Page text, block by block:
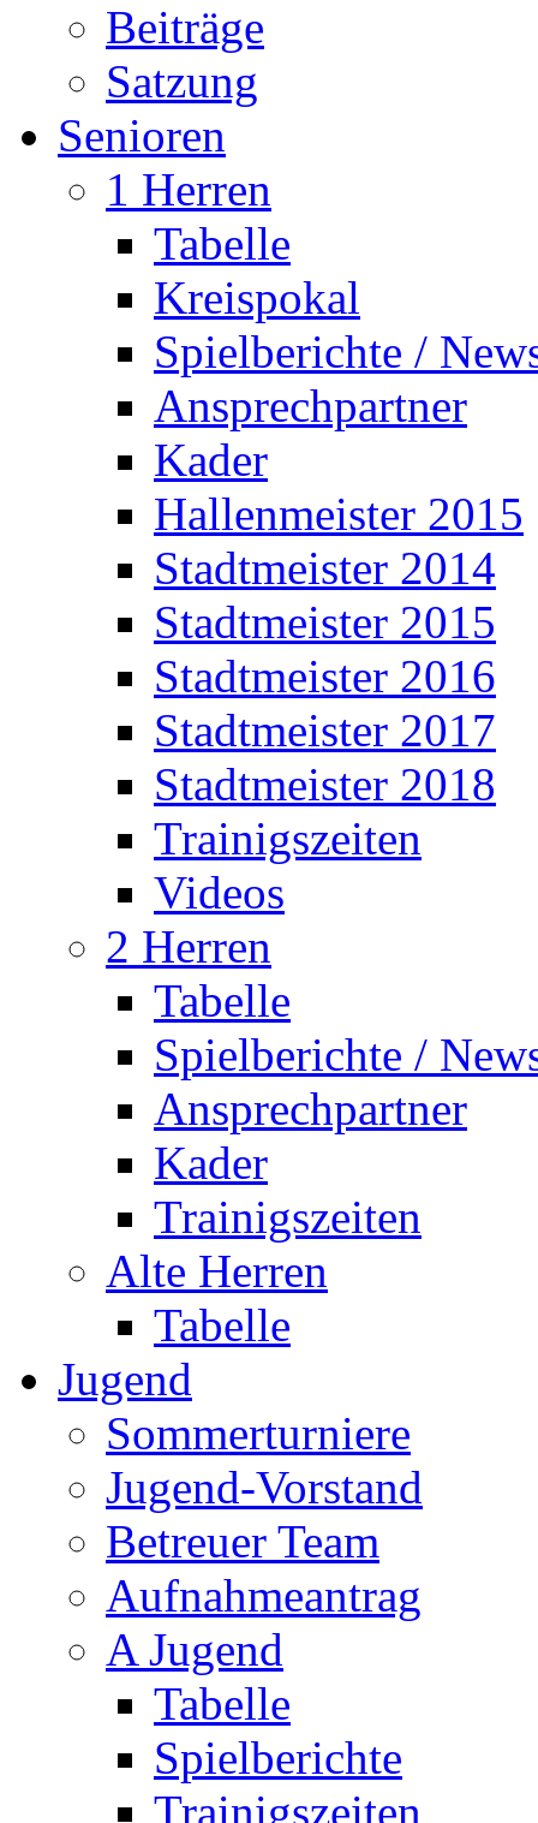
Beiträge
Satzung
Senioren
1 Herren
Tabelle
Kreispokal
Spielberichte /
Ansprechpartner
Kader
Hallenmeister 2015
Stadtmeister 2014
Stadtmeister 2015
Stadtmeister 2016
Stadtmeister 2017
Stadtmeister 2018
Trainigszeiten
Videos
2 Herren
Tabelle
Spielberichte /
Ansprechpartner
Kader
Trainigszeiten
Alte Herren
Tabelle
Jugend
Sommerturniere
Jugend-Vorstand
Betreuer Team
Aufnahmeantrag
A Jugend
Tabelle
Spielberichte
Trainigszeiten